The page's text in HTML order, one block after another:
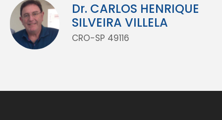
Dr. CARLOS HENRIQUE
SILVEIRA VILLELA
CRO-SP 49116